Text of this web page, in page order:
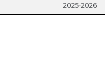
2025-2026